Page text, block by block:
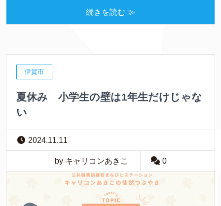
続きを読む ≫
伊賀市
夏休み 小学生の壁は1年生だけじゃな
い
2024.11.11
by キャリコンあきこ 0